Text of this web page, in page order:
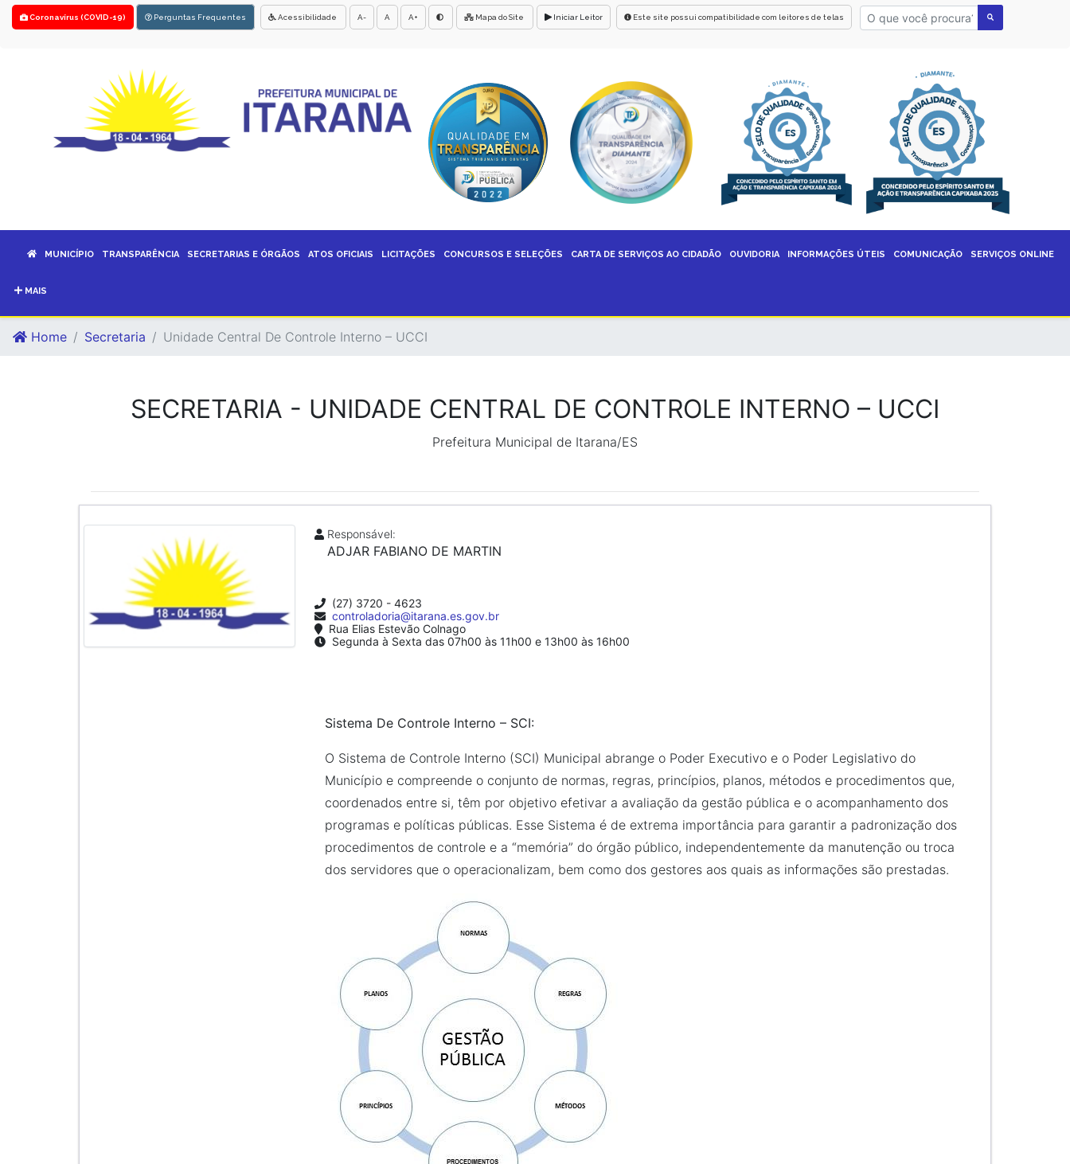
Coronavírus (COVID-19) Perguntas Frequentes Acessibilidade A- A A+ Mapa do Site Iniciar Leitor Este site possui compatibilidade com leitores de telas
MUNICÍPIO TRANSPARÊNCIA SECRETARIAS E ÓRGÃOS ATOS OFICIAIS LICITAÇÕES CONCURSOS E SELEÇÕES CARTA DE SERVIÇOS AO CIDADÃO OUVIDORIA INFORMAÇÕES ÚTEIS COMUNICAÇÃO SERVIÇOS ONLINE
MAIS
Home Secretaria Unidade Central De Controle Interno – UCCI
SECRETARIA - UNIDADE CENTRAL DE CONTROLE INTERNO – UCCI
Prefeitura Municipal de Itarana/ES
Responsável:
ADJAR FABIANO DE MARTIN
(27) 3720 - 4623
controladoria@itarana.es.gov.br
Rua Elias Estevão Colnago
Segunda à Sexta das 07h00 às 11h00 e 13h00 às 16h00
Sistema De Controle Interno – SCI:
O Sistema de Controle Interno (SCI) Municipal abrange o Poder Executivo e o Poder Legislativo do
Município e compreende o conjunto de normas, regras, princípios, planos, métodos e procedimentos que,
coordenados entre si, têm por objetivo efetivar a avaliação da gestão pública e o acompanhamento dos
programas e políticas públicas. Esse Sistema é de extrema importância para garantir a padronização dos
procedimentos de controle e a “memória” do órgão público, independentemente da manutenção ou troca
dos servidores que o operacionalizam, bem como dos gestores aos quais as informações são prestadas.